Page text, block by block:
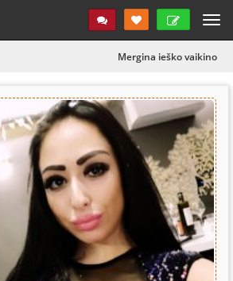
2
Mergina ieško vaikino